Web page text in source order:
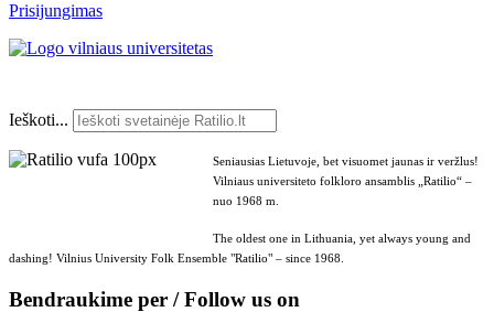
Prisijungimas
Ieškoti...
Seniausias Lietuvoje, bet visuomet jaunas ir veržlus!
Vilniaus universiteto folkloro ansamblis „Ratilio“ –
nuo 1968 m.
The oldest one in Lithuania, yet always young and
dashing! Vilnius University Folk Ensemble "Ratilio" – since 1968.
Bendraukime per / Follow us on